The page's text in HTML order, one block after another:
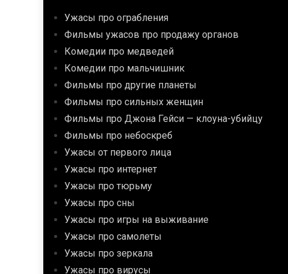
Ужасы про ограбления
Фильмы ужасов про продажу органов
Комедии про медведей
Комедии про мальчишник
Фильмы про другие планеты
Фильмы про сильных женщин
Фильмы про Джона Гейси — клоуна-убийцу
Фильмы про небоскреб
Ужасы от первого лица
Ужасы про интернет
Ужасы про тюрьму
Ужасы про сны
Ужасы про игры на выживание
Ужасы про самолеты
Ужасы про зеркала
Ужасы про вирусы